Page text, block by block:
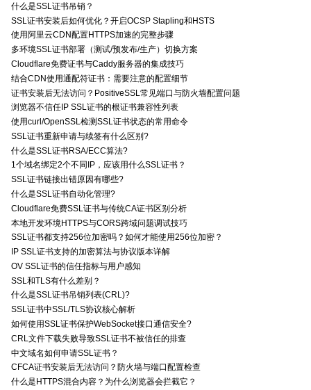
什么是SSL证书吊销？
SSL证书安装后如何优化？开启OCSP Stapling和HSTS
使用阿里云CDN配置HTTPS加速的完整步骤
多环境SSL证书部署（测试/预发布/生产）切换方案
Cloudflare免费证书与Caddy服务器的集成技巧
结合CDN使用通配符证书：需要注意的配置细节
证书安装后无法访问？PositiveSSL常见端口与防火墙配置问题
浏览器不信任IP SSL证书的根证书兼容性列表
使用curl/OpenSSL检测SSL证书状态的常用命令
SSL证书重新申请与续签有什么区别?
什么是SSL证书RSA/ECC算法?
1个域名绑定2个不同IP，应该用什么SSL证书？
SSL证书链接出错原因有哪些?
什么是SSL证书自动化管理?
Cloudflare免费SSL证书与传统CA证书区别分析
本地开发环境HTTPS与CORS跨域问题调试技巧
SSL证书都支持256位加密吗？如何才能使用256位加密？
IP SSL证书支持的加密算法与协议版本详解
OV SSL证书的信任指标与用户感知
SSL和TLS有什么差别？
什么是SSL证书吊销列表(CRL)?
SSL证书中SSL/TLS协议核心解析
如何使用SSL证书保护WebSocket接口通信安全?
CRL文件下载失败导致SSL证书不被信任的排查
中文域名如何申请SSL证书？
CFCA证书安装后无法访问？防火墙与端口配置检查
什么是HTTPS混合内容？为什么浏览器会拦截它？